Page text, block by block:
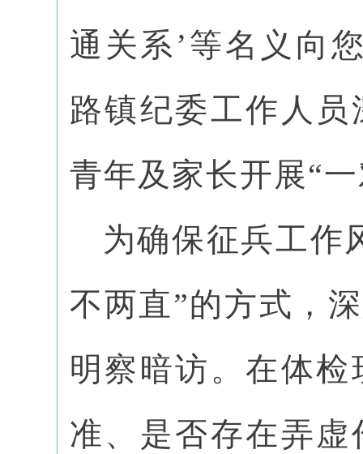
通关系’等名义向
路镇纪委工作人
青年及家长开展“
为确保征兵工作
不两直”的方式，
明察暗访。在体
准、是否存在弄